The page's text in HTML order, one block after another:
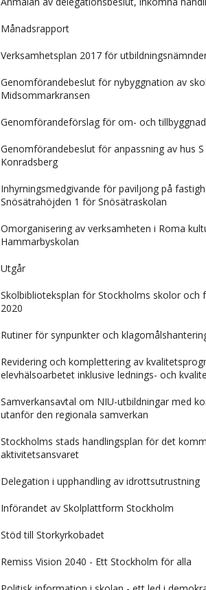
Månadsrapport
Verksamhetsplan 2017 för
Genomförandebeslut för nybyggnation av
Midsommarkransen
Genomförandeförslag för om- och
Genomförandebeslut för anpassning av hus
Konradsberg
Inhyrningsmedgivande för paviljong på
Snösätrahöjden 1 för Snösätraskolan
Omorganisering av verksamheten i Roma
Hammarbyskolan
Utgår
Skolbiblioteksplan för Stockholms skolor och
2020
Rutiner för synpunkter och
Revidering och komplettering av
elevhälsoarbetet inklusive lednings- och
Samverkansavtal om NIU-utbildningar med
utanför den regionala samverkan
Stockholms stads handlingsplan för det
aktivitetsansvaret
Delegation i upphandling av idrottsutrustning
Införandet av Skolplattform Stockholm
Stöd till Storkyrkobadet
Remiss Vision 2040 -­ Ett Stockholm för alla